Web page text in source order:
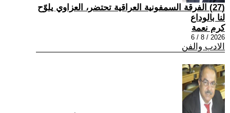
(27) الفرقة السمفونية العراقية تحتضر، العزاوي يلوّح
لنا بالوداع
كرم نعمة
2026 / 8 / 6
الادب والفن